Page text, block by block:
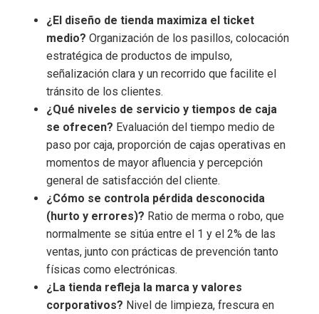
¿El diseño de tienda maximiza el ticket
medio? Organización de los pasillos, colocación
estratégica de productos de impulso,
señalización clara y un recorrido que facilite el
tránsito de los clientes.
¿Qué niveles de servicio y tiempos de caja
se ofrecen? Evaluación del tiempo medio de
paso por caja, proporción de cajas operativas en
momentos de mayor afluencia y percepción
general de satisfacción del cliente.
¿Cómo se controla pérdida desconocida
(hurto y errores)? Ratio de merma o robo, que
normalmente se sitúa entre el 1 y el 2% de las
ventas, junto con prácticas de prevención tanto
físicas como electrónicas.
¿La tienda refleja la marca y valores
corporativos? Nivel de limpieza, frescura en